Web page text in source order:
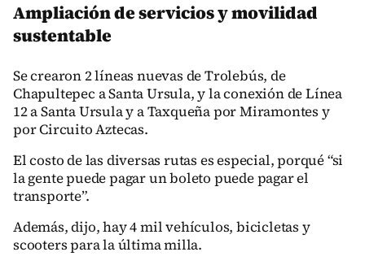
Ampliación de servicios y movilidad
sustentable
Se crearon 2 líneas nuevas de Trolebús, de
Chapultepec a Santa Ursula, y la conexión de Línea
12 a Santa Ursula y a Taxqueña por Miramontes y
por Circuito Aztecas.
El costo de las diversas rutas es especial, porqué “si
la gente puede pagar un boleto puede pagar el
transporte”.
Además, dijo, hay 4 mil vehículos, bicicletas y
scooters para la última milla.